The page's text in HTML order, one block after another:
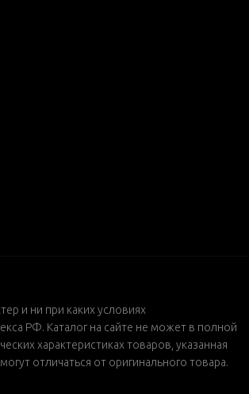
и ни при каких условиях
РФ. Каталог на сайте не может в полной
характеристиках товаров, указанная
отличаться от оригинального товара.